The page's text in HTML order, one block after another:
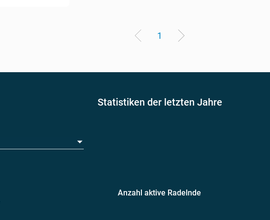
1
Statistiken der letzten Jahre
Anzahl aktive Radelnde